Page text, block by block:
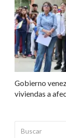
Gobierno
viviendas a